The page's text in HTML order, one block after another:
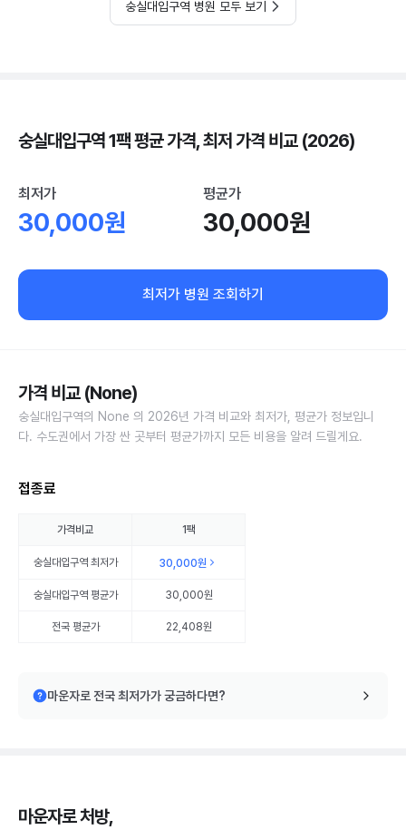
숭실대입구역 병원 모두 보기
숭실대입구역 1팩 평균 가격, 최저 가격 비교 (2026)
최저가
30,000원
평균가
30,000원
최저가 병원 조회하기
가격 비교 (None)
숭실대입구역의 None 의 2026년 가격 비교와 최저가, 평균가 정보입니
다. 수도권에서 가장 싼 곳부터 평균가까지 모든 비용을 알려 드릴게요.
접종료
가격비교 1팩
숭실대입구역최저가 30,000원
숭실대입구역평균가 30,000원
전국 평균가 22,408원
마운자로 전국 최저가가 궁금하다면?
마운자로 처방,